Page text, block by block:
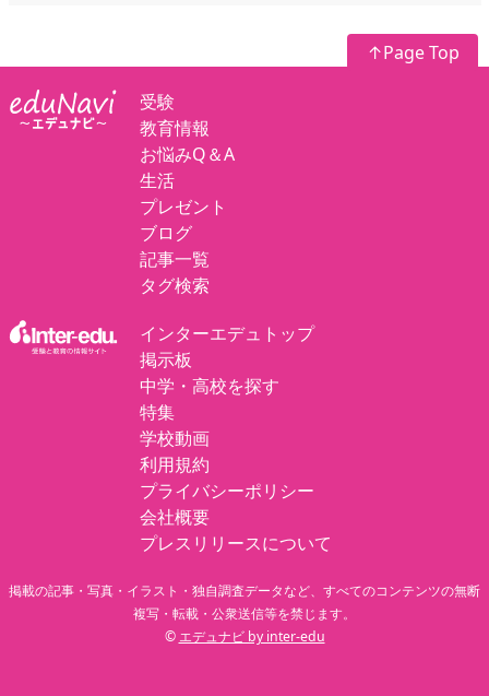
↑Page Top
受験
教育情報
お悩みQ＆A
生活
プレゼント
ブログ
記事一覧
タグ検索
インターエデュトップ
掲示板
中学・高校を探す
特集
学校動画
利用規約
プライバシーポリシー
会社概要
プレスリリースについて
掲載の記事・写真・イラスト・独自調査データなど、すべてのコンテンツの無断
複写・転載・公衆送信等を禁じます。
© エデュナビ by inter-edu